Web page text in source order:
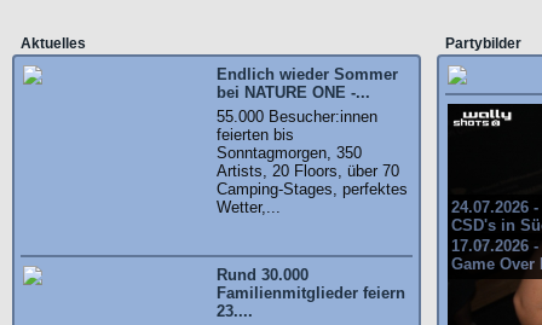
Partybilder
24.07.2026
CSD's in
17.07.2026
Game Over
Aktuelles
Endlich wieder Sommer
bei NATURE ONE -...
55.000 Besucher:innen
feierten bis
Sonntagmorgen, 350
Artists, 20 Floors, über 70
Camping-Stages, perfektes
Wetter,...
Rund 30.000
Familienmitglieder feiern
23....